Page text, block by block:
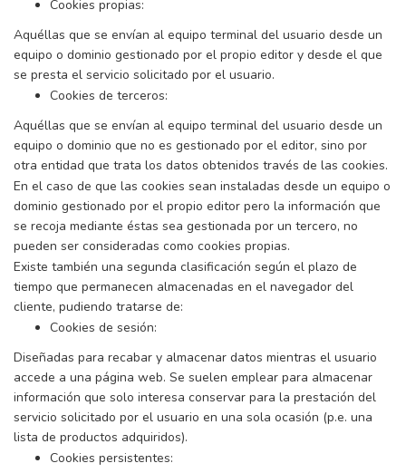
Cookies propias:
Aquéllas que se envían al equipo terminal del usuario desde un
equipo o dominio gestionado por el propio editor y desde el que
se presta el servicio solicitado por el usuario.
Cookies de terceros:
Aquéllas que se envían al equipo terminal del usuario desde un
equipo o dominio que no es gestionado por el editor, sino por
otra entidad que trata los datos obtenidos través de las cookies.
En el caso de que las cookies sean instaladas desde un equipo o
dominio gestionado por el propio editor pero la información que
se recoja mediante éstas sea gestionada por un tercero, no
pueden ser consideradas como cookies propias.
Existe también una segunda clasificación según el plazo de
tiempo que permanecen almacenadas en el navegador del
cliente, pudiendo tratarse de:
Cookies de sesión:
Diseñadas para recabar y almacenar datos mientras el usuario
accede a una página web. Se suelen emplear para almacenar
información que solo interesa conservar para la prestación del
servicio solicitado por el usuario en una sola ocasión (p.e. una
lista de productos adquiridos).
Cookies persistentes: